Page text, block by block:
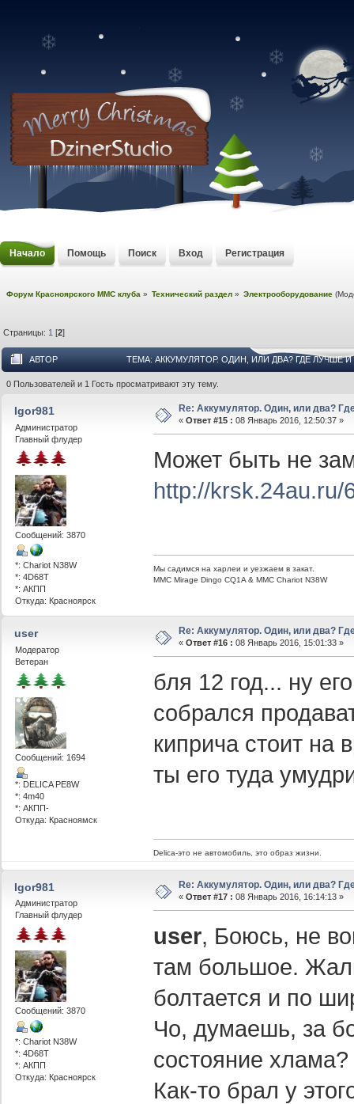
Начало Помощь Поиск Вход Регистрация
Форум Красноярского MMC клуба » Технический раздел » Электрооборудование
Страницы: 1 [2]
АВТОР ТЕМА: АККУМУЛЯТОР. ОДИН, ИЛИ ДВА? ГДЕ ЛУЧШЕ
0 Пользователей и 1 Гость просматривают эту тему.
Igor981
Администратор
Главный флудер
Сообщений: 3870
*: Chariot N38W
*: 4D68T
*: АКПП
Откуда: Красноярск
Re: Аккумулятор. Один, или два?
« Ответ #15 : 08 Январь 2016, 12:50:37 »
Может быть не
http://krsk.24au.ru/
Мы садимся на харлеи и уезжаем в закат.
ММС Mirage Dingo CQ1A & MMC Chariot N38W
user
Модератор
Ветеран
Сообщений: 1694
*: DELICA PE8W
*: 4m40
*: АКПП-
Откуда: Красноямск
Re: Аккумулятор. Один, или два?
« Ответ #16 : 08 Январь 2016, 15:01:33 »
бля 12 год... ну
собрался
киприча стоит на
ты его туда
Delica-это не автомобиль, это образ жизни.
Igor981
Администратор
Главный флудер
Сообщений: 3870
*: Chariot N38W
*: 4D68T
*: АКПП
Откуда: Красноярск
Re: Аккумулятор. Один, или два?
« Ответ #17 : 08 Январь 2016, 16:14:13 »
user, Боюсь, не
там большое.
болтается и по
Чо, думаешь, за
состояние хлама?
Как-то брал у